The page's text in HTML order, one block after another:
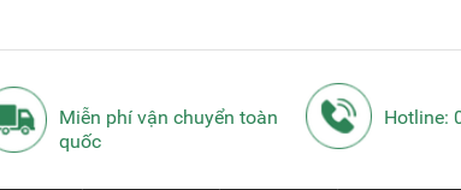
Miễn phí vận chuyển toàn
quốc
Hotline: